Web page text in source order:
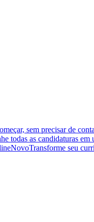
sem precisar de
todas as candidaturas em
NovoTransforme seu